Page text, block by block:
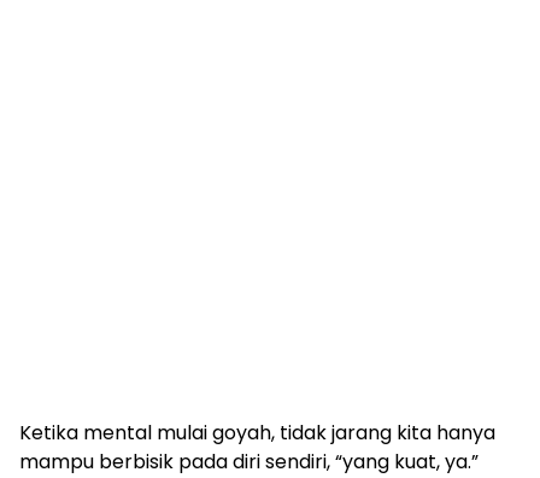
Ketika mental mulai goyah, tidak jarang kita hanya
mampu berbisik pada diri sendiri, “yang kuat, ya.”